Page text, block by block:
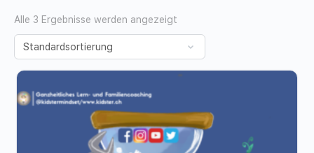
Alle 3 Ergebnisse werden angezeigt